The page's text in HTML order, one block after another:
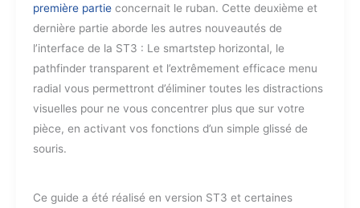
première partieconcernait le ruban. Cette deuxième et
dernière partie aborde les autres nouveautés de
l’interface de la ST3 : Le smartstep horizontal, le
pathfinder transparent et l’extrêmement efficace menu
radial vous permettront d’éliminer toutes les distractions
visuelles pour ne vous concentrer plus que sur votre
pièce, en activant vos fonctions d’un simple glissé de
souris.
Ce guide a été réalisé en version ST3 et certaines